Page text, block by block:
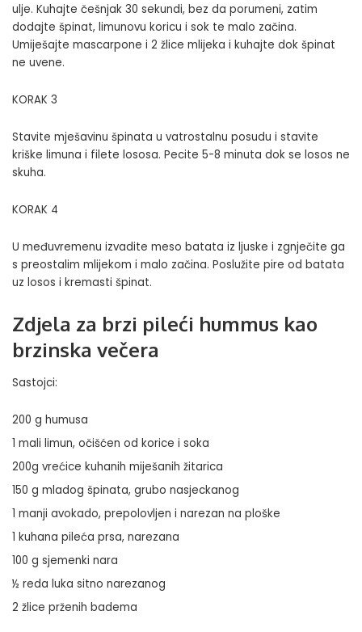
ulje. Kuhajte češnjak 30 sekundi, bez da porumeni, zatim
dodajte špinat, limunovu koricu i sok te malo začina.
Umiješajte mascarpone i 2 žlice mlijeka i kuhajte dok špinat
ne uvene.
KORAK 3
Stavite mješavinu špinata u vatrostalnu posudu i stavite
kriške limuna i filete lososa. Pecite 5-8 minuta dok se losos ne
skuha.
KORAK 4
U međuvremenu izvadite meso batata iz ljuske i zgnječite ga
s preostalim mlijekom i malo začina. Poslužite pire od batata
uz losos i kremasti špinat.
Zdjela za brzi pileći hummus kao
brzinska večera
Sastojci:
200 g humusa
1 mali limun, očišćen od korice i soka
200g vrećice kuhanih miješanih žitarica
150 g mladog špinata, grubo nasjeckanog
1 manji avokado, prepolovljen i narezan na ploške
1 kuhana pileća prsa, narezana
100 g sjemenki nara
½ reda luka sitno narezanog
2 žlice prženih badema